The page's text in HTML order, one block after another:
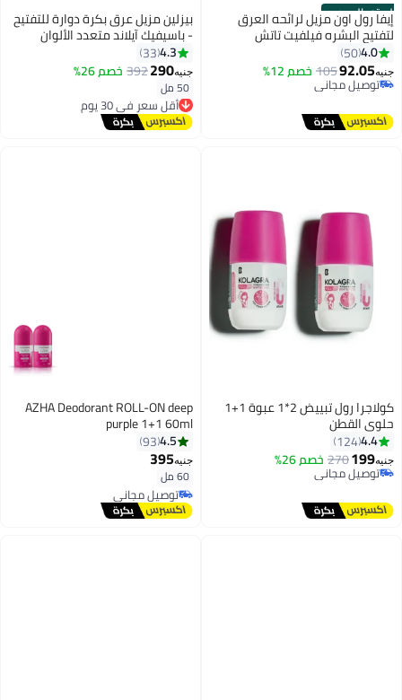
الستور الرسمي
إيفا رول اون مزيل لرائحه العرق
لتفتيح البشره فيلفيت تاتش
4.0
50
جنيه92.05
105 خصم 12%
توصيل مجاني
توصيل مجاني
بيزلين مزيل عرق بكرة دوارة للتفتيح
- باسيفيك آيلاند متعدد الألوان
50ملليلتر4.3
33
جنيه290
392 خصم 26%
50 ملأقل سعر في 30 يوم
توصيل مجاني
أقل سعر في 30 يوم
كولاجرا رول تبييض 2*1 عبوة 1+1
حلوى القطن
4.4
124
جنيه199
270 خصم 26%
توصيل مجاني
توصيل مجاني
AZHA Deodorant ROLL-ON deep
purple 1+1 60ml
4.5
93
جنيه395
60 مل
توصيل مجاني
توصيل مجاني